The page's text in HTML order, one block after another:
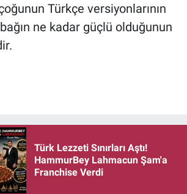
Türkçe versiyonlarının
ne kadar güçlü olduğunun
Türk Lezzeti Sınırları Aştı!
HammurBey Lahmacun Şam'a
Franchise Verdi